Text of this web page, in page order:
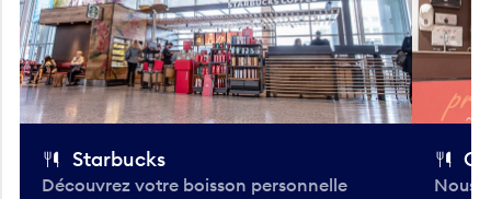
Starbucks
Découvrez votre boisson personnelle
Nous